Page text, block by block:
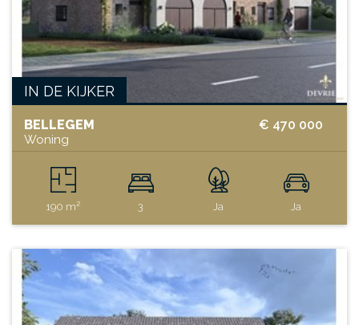
IN DE KIJKER
€ 470 000
BELLEGEM
Woning
190 m² 3 Ja Ja